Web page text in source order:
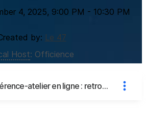
4, 2025, 9:00 PM - 10:30 PM
by: Le 47
Host: Officience
This is Conférence-atelier en ligne : retrouver l'équilibre avec le Human Design's page